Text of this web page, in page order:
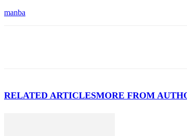
manba
RELATED ARTICLESMORE FROM